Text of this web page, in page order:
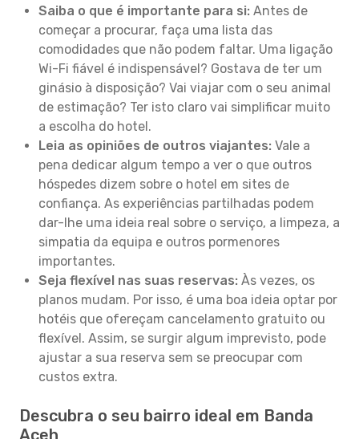
Saiba o que é importante para si: Antes de
começar a procurar, faça uma lista das
comodidades que não podem faltar. Uma ligação
Wi-Fi fiável é indispensável? Gostava de ter um
ginásio à disposição? Vai viajar com o seu animal
de estimação? Ter isto claro vai simplificar muito
a escolha do hotel.
Leia as opiniões de outros viajantes: Vale a
pena dedicar algum tempo a ver o que outros
hóspedes dizem sobre o hotel em sites de
confiança. As experiências partilhadas podem
dar-lhe uma ideia real sobre o serviço, a limpeza, a
simpatia da equipa e outros pormenores
importantes.
Seja flexível nas suas reservas: Às vezes, os
planos mudam. Por isso, é uma boa ideia optar por
hotéis que ofereçam cancelamento gratuito ou
flexível. Assim, se surgir algum imprevisto, pode
ajustar a sua reserva sem se preocupar com
custos extra.
Descubra o seu bairro ideal em Banda
Aceh